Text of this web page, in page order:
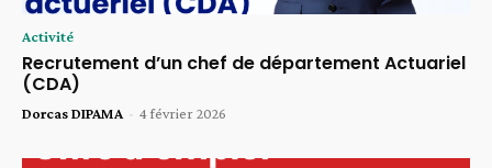
Activité
Recrutement d’un chef de département Actuariel
(CDA)
Dorcas DIPAMA - 4 février 2026